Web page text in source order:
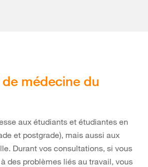
médecine du
aux étudiants et étudiantes en
et postgrade), mais aussi aux
Durant vos consultations, si vous
des problèmes liés au travail, vous